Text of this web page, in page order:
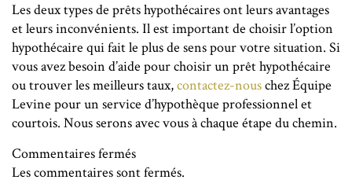
Les deux types de prêts hypothécaires ont leurs avantages
et leurs inconvénients. Il est important de choisir l’option
hypothécaire qui fait le plus de sens pour votre situation. Si
vous avez besoin d’aide pour choisir un prêt hypothécaire
ou trouver les meilleurs taux,contactez-nouschez Équipe
Levine pour un service d’hypothèque professionnel et
courtois. Nous serons avec vous à chaque étape du chemin.
Commentaires ferméssur
Principes
Les commentaires sont fermés.